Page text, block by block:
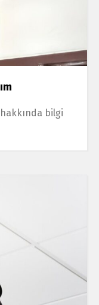
bilgi